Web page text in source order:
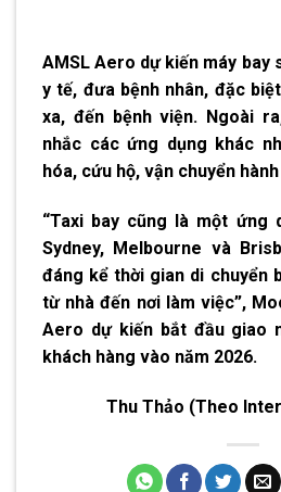
AMSL Aero dự kiến máy bay
y tế, đưa bệnh nhân, đặc
xa, đến bệnh viện. Ngoài
nhắc các ứng dụng khác
hóa, cứu hộ, vận chuyển
“Taxi bay cũng là một ứng
Sydney, Melbourne và
đáng kể thời gian di chuyển
từ nhà đến nơi làm việc”,
Aero dự kiến bắt đầu giao
khách hàng vào năm 2026.
Thu Thảo (Theo